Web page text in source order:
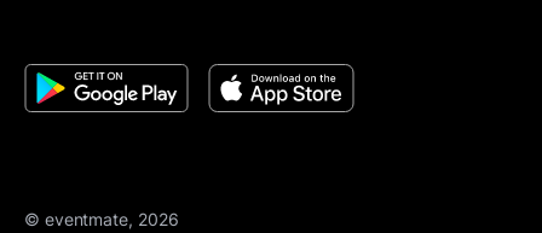
© eventmate, 2026